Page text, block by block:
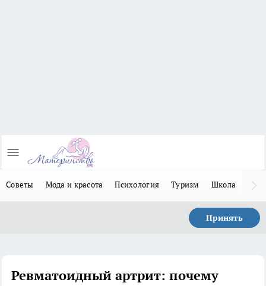
Советы Мода и красота Психология Туризм Школа
Принять
Ревматоидный артрит: почему